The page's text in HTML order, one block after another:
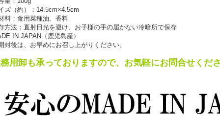
ズ（約）：14.5cm×4.5cm
料：食用菜種油、香料
方法：直射日光を避け、お子様の手の届かない冷暗所で保存
IN JAPAN（鹿児島産）
封後は、お早めにお召し上がりください。
用卸も承っておりますので、お気軽にお問合せくだ